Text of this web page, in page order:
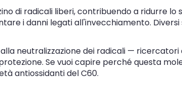
di radicali liberi, contribuendo a ridurre lo
i danni legati all'invecchiamento.
neutralizzazione dei radicali —
Se vuoi capire perché questa
antiossidanti del C60.